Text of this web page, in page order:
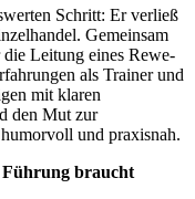
Schritt: Er verließ
Gemeinsam
Leitung eines Rewe-
als Trainer und
mit klaren
den Mut zur
und praxisnah.
Führung braucht